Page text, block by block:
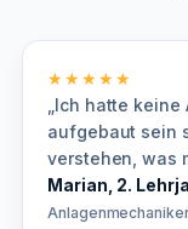
★★★★★
„Ich hatte
aufgebaut sein
verstehen, was
Marian, 2.